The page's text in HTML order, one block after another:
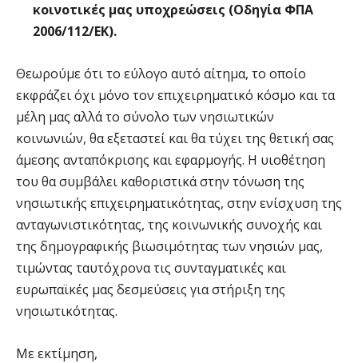
κοινοτικές μας υποχρεώσεις (Οδηγία ΦΠΑ
2006/112/ΕΚ).
Θεωρούμε ότι το εύλογο αυτό αίτημα, το οποίο
εκφράζει όχι μόνο τον επιχειρηματικό κόσμο και τα
μέλη μας αλλά το σύνολο των νησιωτικών
κοινωνιών, θα εξεταστεί και θα τύχει της θετική σας
άμεσης ανταπόκρισης και εφαρμογής. Η υιοθέτηση
του θα συμβάλει καθοριστικά στην τόνωση της
νησιωτικής επιχειρηματικότητας, στην ενίσχυση της
ανταγωνιστικότητας, της κοινωνικής συνοχής και
της δημογραφικής βιωσιμότητας των νησιών μας,
τιμώντας ταυτόχρονα τις συνταγματικές και
ευρωπαϊκές μας δεσμεύσεις για στήριξη της
νησιωτικότητας.
Με εκτίμηση,